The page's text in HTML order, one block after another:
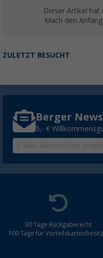
Dieser Artikel hat
Mach den
ZULETZT BESUCHT
Berger
5,- €
30 Tage Rückgaberecht
100 Tage für